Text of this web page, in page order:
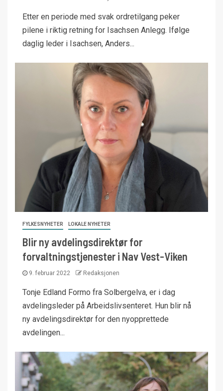
Etter en periode med svak ordretilgang peker
pilene i riktig retning for Isachsen Anlegg. Ifølge
daglig leder i Isachsen, Anders...
FYLKESNYHETER LOKALE NYHETER
Blir ny avdelingsdirektør for
forvaltningstjenester i Nav Vest-Viken
9. februar 2022 Redaksjonen
Tonje Edland Formo fra Solbergelva, er i dag
avdelingsleder på Arbeidslivsenteret. Hun blir nå
ny avdelingsdirektør for den nyopprettede
avdelingen...